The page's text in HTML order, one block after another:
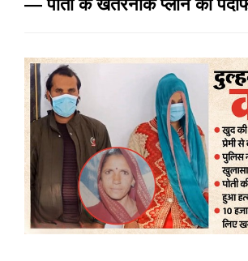
— पोती के खतरनाक प्लान का